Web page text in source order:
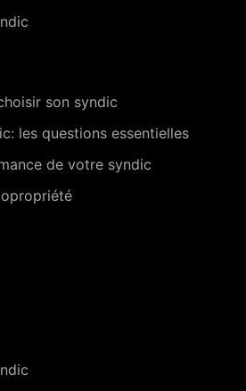
son syndic
les questions essentielles
de votre syndic